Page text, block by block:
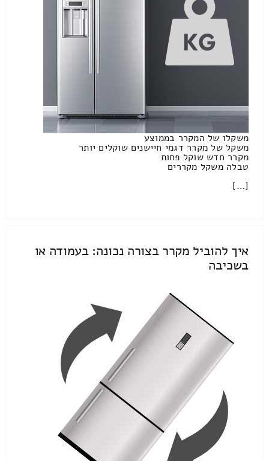
משקלו של המקרר בממוצע
משקל של מקרר דגמי חיישנים שוקלים יותר
מקרר חדש שוקל פחות
טבלה משקל מקררים
[…]
איך להוביל מקרר בצורה נכונה: בעמודה או
בשכיבה